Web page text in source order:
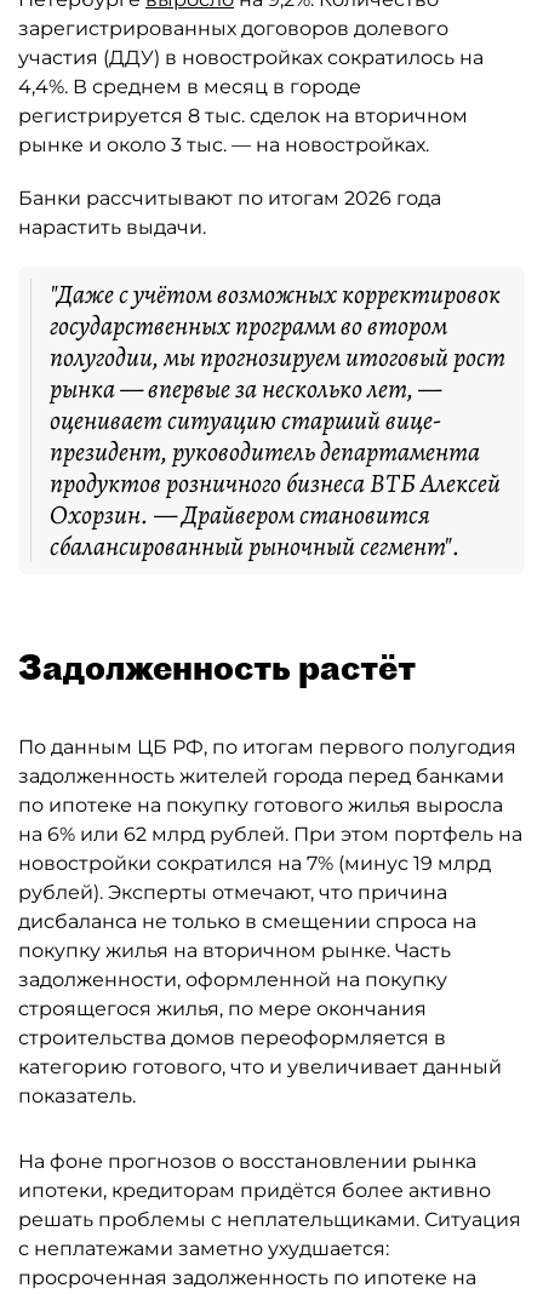
зарегистрированных договоров долевого
участия (ДДУ) в новостройках сократилось на
4,4%. В среднем в месяц в городе
регистрируется 8 тыс. сделок на вторичном
рынке и около 3 тыс. — на новостройках.
Банки рассчитывают по итогам 2026 года
нарастить выдачи.
"Даже с учётом возможных корректировок
государственных программ во втором
полугодии, мы прогнозируем итоговый рост
рынка — впервые за несколько лет, —
оценивает ситуацию старший вице-
президент, руководитель департамента
продуктов розничного бизнеса ВТБ Алексей
Охорзин. — Драйвером становится
сбалансированный рыночный сегмент".
Задолженность растёт
По данным ЦБ РФ, по итогам первого полугодия
задолженность жителей города перед банками
по ипотеке на покупку готового жилья выросла
на 6% или 62 млрд рублей. При этом портфель на
новостройки сократился на 7% (минус 19 млрд
рублей). Эксперты отмечают, что причина
дисбаланса не только в смещении спроса на
покупку жилья на вторичном рынке. Часть
задолженности, оформленной на покупку
строящегося жилья, по мере окончания
строительства домов переоформляется в
категорию готового, что и увеличивает данный
показатель.
На фоне прогнозов о восстановлении рынка
ипотеки, кредиторам придётся более активно
решать проблемы с неплательщиками. Ситуация
с неплатежами заметно ухудшается:
просроченная задолженность по ипотеке на